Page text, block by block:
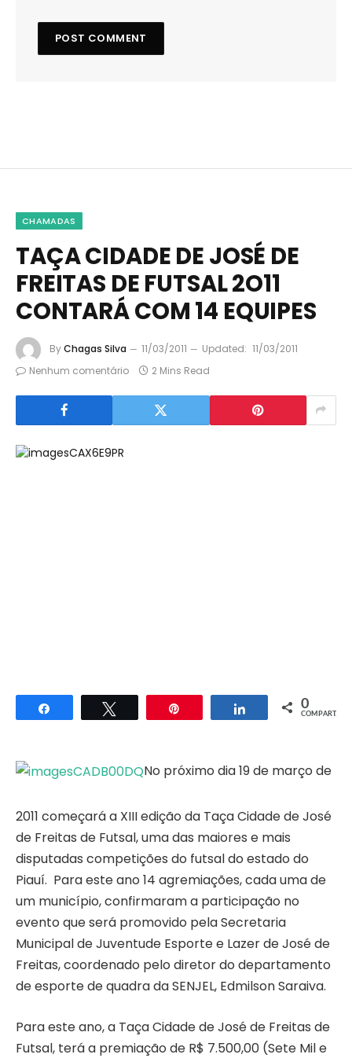
CHAMADAS
TAÇA CIDADE DE JOSÉ DE
FREITAS DE FUTSAL 2O11
CONTARÁ COM 14 EQUIPES
ByChagas Silva 11/03/2011 Updated: 11/03/2011
Nenhum comentário
2 Mins Read
Compartilhar Compartilhar
0
COMPART.
No próximo dia 19 de março de
2011 começará a XIII edição da Taça Cidade de José
de Freitas de Futsal, uma das maiores e mais
disputadas competições do futsal do estado do
Piauí. Para este ano 14 agremiações, cada uma de
um município, confirmaram a participação no
evento que será promovido pela Secretaria
Municipal de Juventude Esporte e Lazer de José de
Freitas, coordenado pelo diretor do departamento
de esporte de quadra da SENJEL, Edmilson Saraiva.
Para este ano, a Taça Cidade de José de Freitas de
Futsal, terá a premiação de R$ 7.500,00 (Sete Mil e